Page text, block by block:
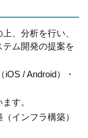
、分析を行い、
ム開発の提案を
/ Android）・
す。
インフラ構築）